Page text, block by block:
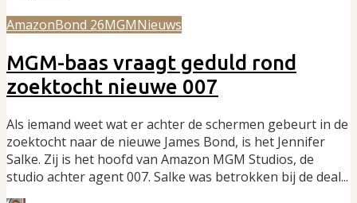
AmazonBond 26MGMNieuws
MGM-baas vraagt geduld rond
zoektocht nieuwe 007
Als iemand weet wat er achter de schermen gebeurt in de
zoektocht naar de nieuwe James Bond, is het Jennifer
Salke. Zij is het hoofd van Amazon MGM Studios, de
studio achter agent 007. Salke was betrokken bij de deal...